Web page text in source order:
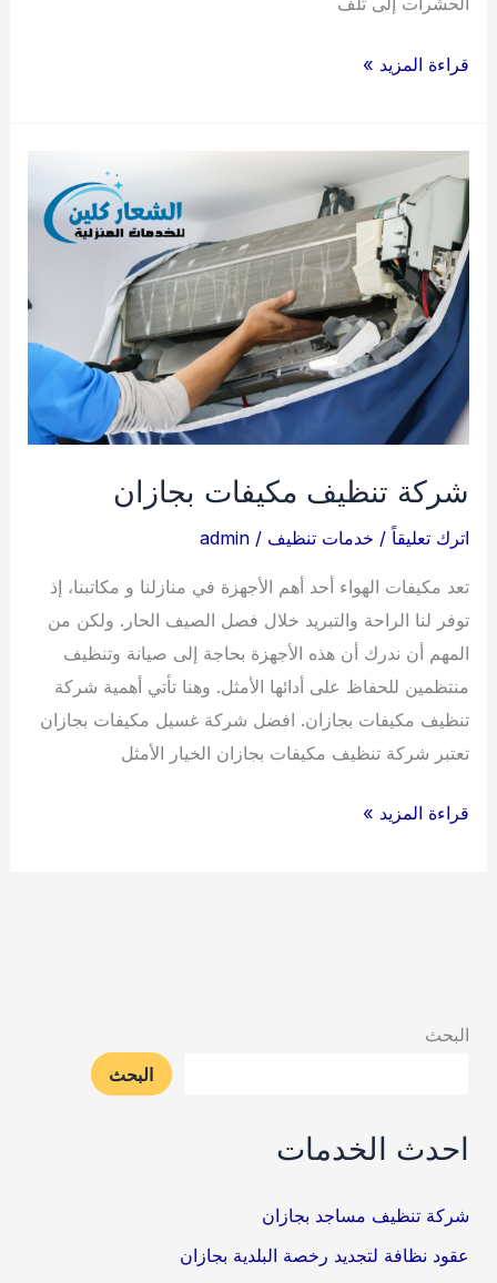
شركة
قراءة المزيد »
شركة تنظيف مكيفات بجازان
اترك تعليقاً / خدمات تنظيف /
admin
تعد مكيفات الهواء أحد أهم الأجهزة في منازلنا و مكاتبنا، إذ
توفر لنا الراحة والتبريد خلال فصل الصيف الحار. ولكن من
المهم أن ندرك أن هذه الأجهزة بحاجة إلى صيانة وتنظيف
منتظمين للحفاظ على أدائها الأمثل. وهنا تأتي أهمية شركة
تنظيف مكيفات بجازان. افضل شركة غسيل مكيفات بجازان
تعتبر شركة تنظيف مكيفات بجازان الخيار الأمثل
شركة
قراءة المزيد »
البحث
البحث
احدث الخدمات
شركة تنظيف مساجد بجازان
عقود نظافة لتجديد رخصة البلدية بجازان